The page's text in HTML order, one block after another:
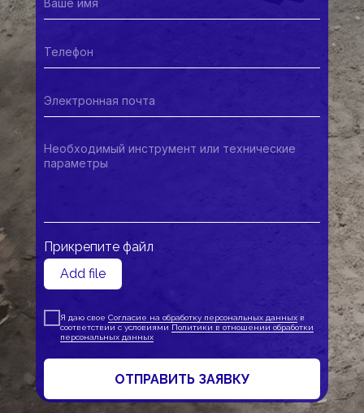
Прикрепите файл
Add file
Я даю свое Согласие на обработку персональных данных в
соответствии с условиями Политики в отношении обработки
персональных данных
ОТПРАВИТЬ ЗАЯВКУ
ООО "КАМЫШИНСКИЙ ЗАВОД
+7 (84457) 544 10
kzbi@kzbi.ru
403882, Российская Федерация,
Волгоградская область, город Камышин,
ПРОДУКЦИЯ